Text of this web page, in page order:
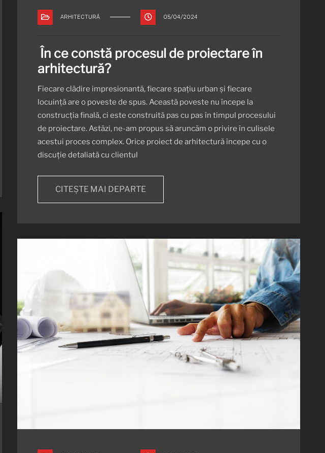
ARHITECTURĂ 05/04/2024
În ce constă procesul de proiectare în
arhitectură?
Fiecare clădire impresionantă, fiecare spațiu urban și fiecare
locuință are o poveste de spus. Această poveste nu începe la
construcția finală, ci este construită pas cu pas în timpul procesului
de proiectare. Astăzi, ne-am propus să aruncăm o privire în culisele
acestui proces complex. Orice proiect de arhitectură începe cu o
discuție detaliată cu clientul
CITEȘTE MAI DEPARTE